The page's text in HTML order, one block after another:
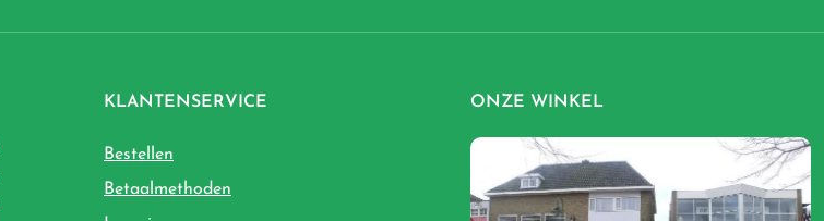
KLANTENSERVICE
Bestellen
Betaalmethoden
ONZE WINKEL